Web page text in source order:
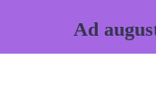
Ad